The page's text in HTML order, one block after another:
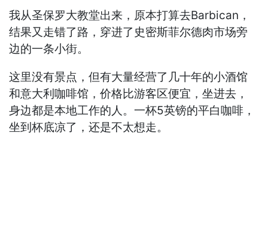
我从圣保罗大教堂出来，原本打算去Barbican，
结果又走错了路，穿进了史密斯菲尔德肉市场旁
边的一条小街。
这里没有景点，但有大量经营了几十年的小酒馆
和意大利咖啡馆，价格比游客区便宜，坐进去，
身边都是本地工作的人。一杯5英镑的平白咖啡，
坐到杯底凉了，还是不太想走。